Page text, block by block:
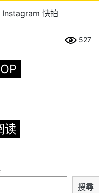
Instagram 快拍
527
读
搜尋